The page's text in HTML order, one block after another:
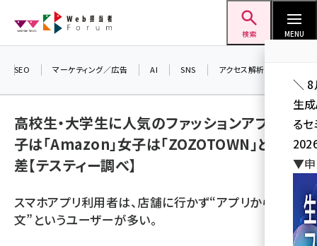
ン
検索 MENU
seo (3538)
youtube (2444)
SEO マーケティング／広告 AI SNS アクセス解析／データ分析
高校生・大学生に人気のファッションアプリ、男
子は「Amazon」女子は「ZOZOTOWN」と男女
差【テスティー調べ】
スマホアプリ利用者は、店舗に行かず“アプリから即注
文”というユーザーが多い。
＼ 8
生
る
▼申